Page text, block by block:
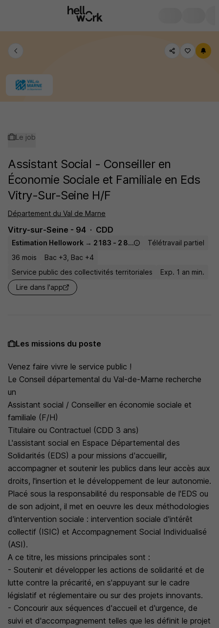
Le job
Assistant Social - Conseiller en
Économie Sociale et Familiale en Eds
Vitry-Sur-Seine H/F
Département du Val de Marne
Vitry-sur-Seine - 94 CDD
Estimation Hellowork → 2 183 - 2 833 € / moisTélétravail partiel
36 mois
Bac +3, Bac +4
Service public des collectivités territoriales
Exp. 1 an min.
Lire dans l'app
Les missions du poste
Venez faire vivre le service public !
Le Conseil départemental du Val-de-Marne recherche
un
Assistant social / Conseiller en économie sociale et
familiale (F/H)
Titulaire ou Contractuel (CDD 3 ans)
L'assistant social en Espace Départemental des
Solidarités (EDS) a pour missions d'accueillir,
accompagner et soutenir les publics dans leur accès aux
droits, l'insertion et le développement de leur autonomie.
Placé sous la responsabilité du responsable de l'EDS ou
de son adjoint, il met en oeuvre les deux méthodologies
d'intervention sociale : intervention sociale d'intérêt
collectif (ISIC) et Accompagnement Social Individualisé
(ASI).
A ce titre, les missions principales sont :
- Soutenir et développer les actions de solidarité et de
lutte contre la précarité, en s'appuyant sur le cadre
législatif et réglementaire ou sur des projets innovants.
- Concourir aux séquences d'accueil et d'urgence, de
suivi et d'accompagnement telles que les définit le projet